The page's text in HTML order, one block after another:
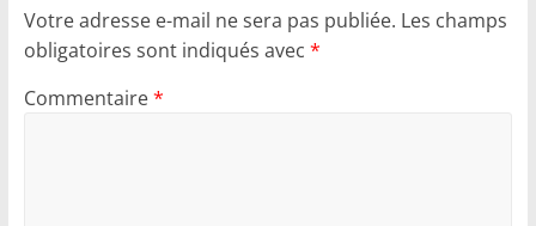
Votre adresse e-mail ne sera pas publiée. Les champs
obligatoires sont indiqués avec *
Commentaire*